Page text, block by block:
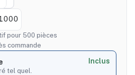
pour 500 pièces
commande
tel quel.
Inclus